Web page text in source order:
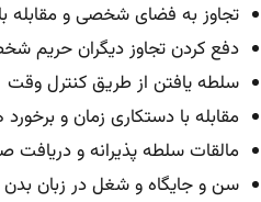
تجاوز به فضای شخصی و مقابله
دفع کردن تجاوز دیگران حریم
سلطه یافتن از طریق کنترل وقت
مقابله با دستكاری زمان و برخورد
مالقات سلطه پذیرانه و دریافت
سن و جایگاه و شغل در زبان بدن